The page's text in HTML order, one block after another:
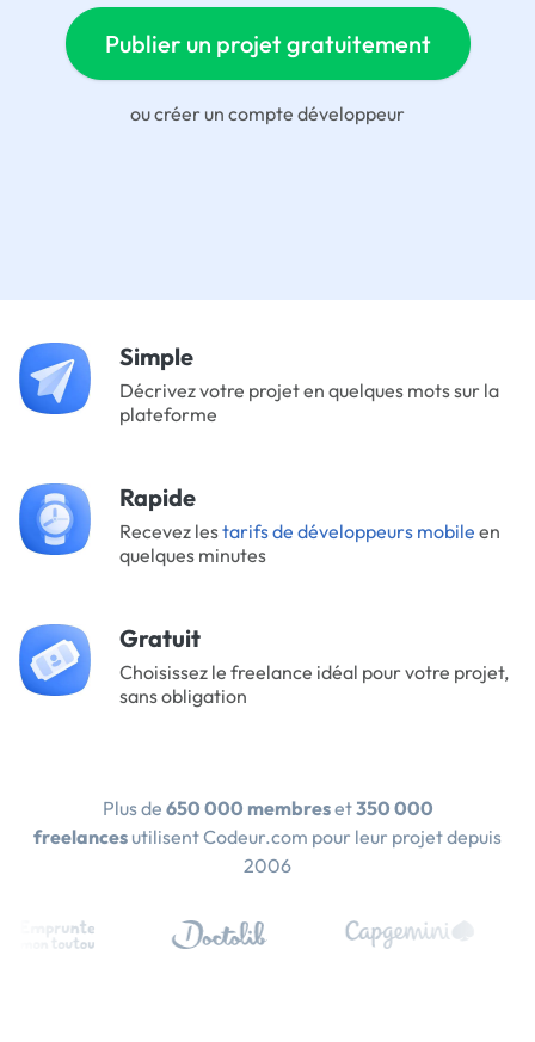
Publier un projet gratuitement
oucréer un compte développeur
Simple
Décrivez votre projet en quelques mots sur la
plateforme
Rapide
Recevez lestarifs de développeurs mobile en
quelques minutes
Gratuit
Choisissez le freelance idéal pour votre projet,
sans obligation
Plus de 650 000 membreset350 000
freelances utilisent Codeur.com pour leur projet depuis
2006